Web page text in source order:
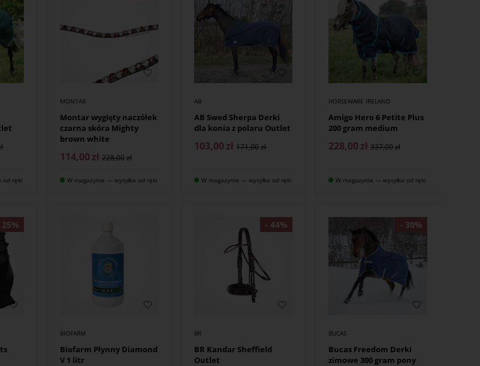
od ręki
MONTAR
Montar wygięty naczółek
czarna skóra Mighty
brown white
114,00 zł 228,00
W magazynie — wysyłka od ręki
AB
AB Swed Sherpa Derki
dla konia z polaru Outlet
103,00 zł 171,00
W magazynie — wysyłka od ręki
HORSEWARE IRELAND
Amigo Hero 6 Petite Plus
200 gram medium
228,00 zł 337,00
W magazynie — wysyłka od ręki
BIOFARM
Biofarm Płynny Diamond
V 1 litr
BR
BR Kandar Sheffield
Outlet
BUCAS
Bucas Freedom Derki
zimowe 300 gram pony